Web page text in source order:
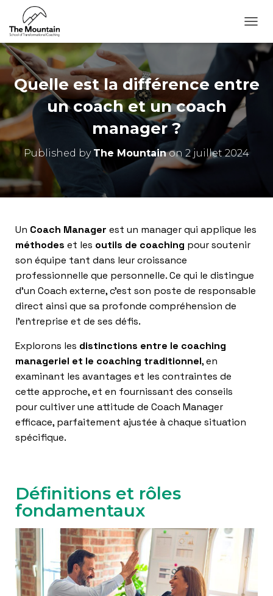
U
R
R
V
T
Quelle est la différence entre
un coach et un coach
manager ?
Published by The Mountainon 2 juillet 2024
Un Coach Manager est un manager qui applique les
méthodes et les outils de coaching pour soutenir
son équipe tant dans leur croissance
professionnelle que personnelle. Ce qui le distingue
d’un Coach externe, c’est son poste de responsable
direct ainsi que sa profonde compréhension de
l’entreprise et de ses défis.
Explorons les distinctions entre le coaching
manageriel et le coaching traditionnel, en
examinant les avantages et les contraintes de
cette approche, et en fournissant des conseils
pour cultiver une attitude de Coach Manager
efficace, parfaitement ajustée à chaque situation
spécifique.
Définitions et rôles
fondamentaux